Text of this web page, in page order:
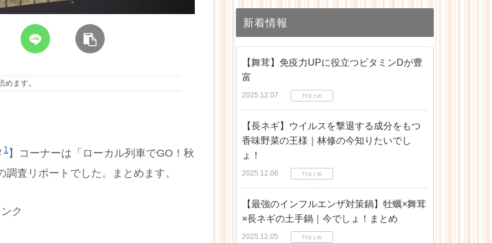
めます。
1 】コーナーは「ローカル列車でGO！秋
査リポートでした。まとめます。
ク
新着情報
【舞茸】免疫力UPに役立つビタミンDが豊
富
2025.12.07 TVまとめ
【長ネギ】ウイルスを撃退する成分をもつ
香味野菜の王様｜林修の今知りたいでし
ょ！
2025.12.06 TVまとめ
【最強のインフルエンザ対策鍋】牡蠣×舞茸
×長ネギの土手鍋｜今でしょ！まとめ
2025.12.05 TVまとめ